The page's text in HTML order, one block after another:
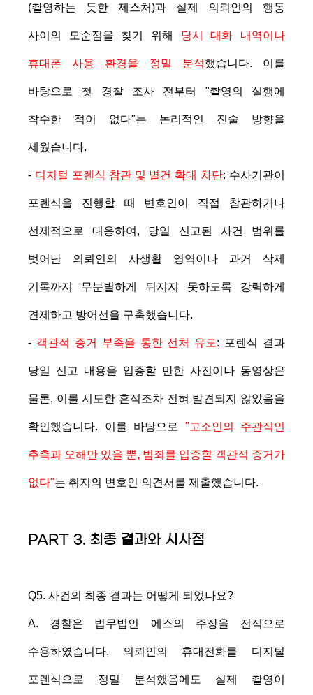
(촬영하는 듯한 제스처)과 실제 의뢰인의 행동
사이의 모순점을 찾기 위해 당시 대화 내역이나
휴대폰 사용 환경을 정밀 분석했습니다. 이를
바탕으로 첫 경찰 조사 전부터 "촬영의 실행에
착수한 적이 없다"는 논리적인 진술 방향을
세웠습니다.
- 디지털 포렌식 참관 및 별건 확대 차단: 수사기관이
포렌식을 진행할 때 변호인이 직접 참관하거나
선제적으로 대응하여, 당일 신고된 사건 범위를
벗어난 의뢰인의 사생활 영역이나 과거 삭제
기록까지 무분별하게 뒤지지 못하도록 강력하게
견제하고 방어선을 구축했습니다.
- 객관적 증거 부족을 통한 선처 유도: 포렌식 결과
당일 신고 내용을 입증할 만한 사진이나 동영상은
물론, 이를 시도한 흔적조차 전혀 발견되지 않았음을
확인했습니다. 이를 바탕으로 "고소인의 주관적인
추측과 오해만 있을 뿐, 범죄를 입증할 객관적 증거가
없다"는 취지의 변호인 의견서를 제출했습니다.
PART 3. 최종 결과와 시사점
Q5. 사건의 최종 결과는 어떻게 되었나요?
A. 경찰은 법무법인 에스의 주장을 전적으로
수용하였습니다. 의뢰인의 휴대전화를 디지털
포렌식으로 정밀 분석했음에도 실제 촬영이